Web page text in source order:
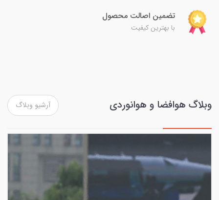
تضمین اصالت محصول
با بهترین کیفیت
وبلاگ هوافضا و هوانوردی آرشیو وبلاگ